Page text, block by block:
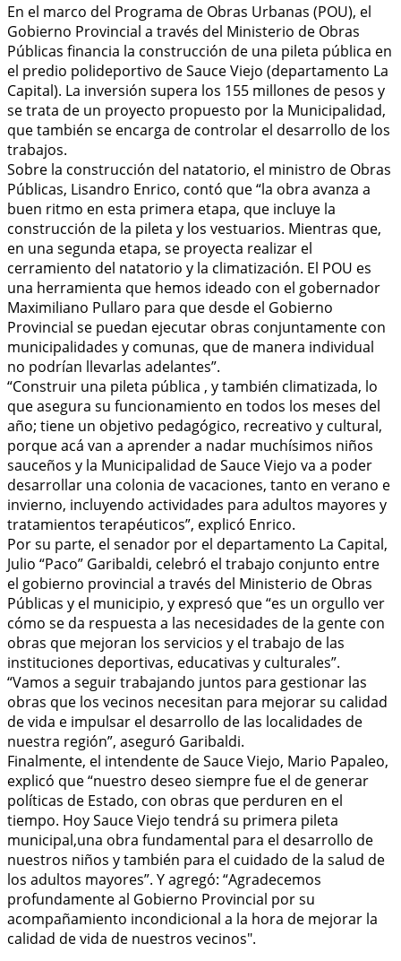
En el marco del Programa de Obras Urbanas (POU), el
Gobierno Provincial a través del Ministerio de Obras
Públicas financia la construcción de una pileta pública en
el predio polideportivo de Sauce Viejo (departamento La
Capital). La inversión supera los 155 millones de pesos y
se trata de un proyecto propuesto por la Municipalidad,
que también se encarga de controlar el desarrollo de los
trabajos.
Sobre la construcción del natatorio, el ministro de Obras
Públicas, Lisandro Enrico, contó que “la obra avanza a
buen ritmo en esta primera etapa, que incluye la
construcción de la pileta y los vestuarios. Mientras que,
en una segunda etapa, se proyecta realizar el
cerramiento del natatorio y la climatización. El POU es
una herramienta que hemos ideado con el gobernador
Maximiliano Pullaro para que desde el Gobierno
Provincial se puedan ejecutar obras conjuntamente con
municipalidades y comunas, que de manera individual
no podrían llevarlas adelantes”.
“Construir una pileta pública , y también climatizada, lo
que asegura su funcionamiento en todos los meses del
año; tiene un objetivo pedagógico, recreativo y cultural,
porque acá van a aprender a nadar muchísimos niños
sauceños y la Municipalidad de Sauce Viejo va a poder
desarrollar una colonia de vacaciones, tanto en verano e
invierno, incluyendo actividades para adultos mayores y
tratamientos terapéuticos”, explicó Enrico.
Por su parte, el senador por el departamento La Capital,
Julio “Paco” Garibaldi, celebró el trabajo conjunto entre
el gobierno provincial a través del Ministerio de Obras
Públicas y el municipio, y expresó que “es un orgullo ver
cómo se da respuesta a las necesidades de la gente con
obras que mejoran los servicios y el trabajo de las
instituciones deportivas, educativas y culturales”.
“Vamos a seguir trabajando juntos para gestionar las
obras que los vecinos necesitan para mejorar su calidad
de vida e impulsar el desarrollo de las localidades de
nuestra región”, aseguró Garibaldi.
Finalmente, el intendente de Sauce Viejo, Mario Papaleo,
explicó que “nuestro deseo siempre fue el de generar
políticas de Estado, con obras que perduren en el
tiempo. Hoy Sauce Viejo tendrá su primera pileta
municipal,una obra fundamental para el desarrollo de
nuestros niños y también para el cuidado de la salud de
los adultos mayores”. Y agregó: “Agradecemos
profundamente al Gobierno Provincial por su
acompañamiento incondicional a la hora de mejorar la
calidad de vida de nuestros vecinos".